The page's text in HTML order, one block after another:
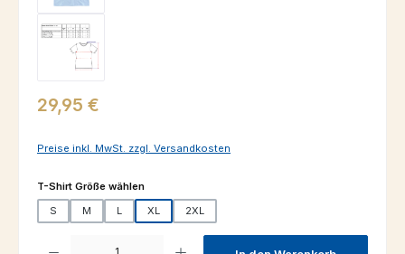
Regulärer Preis:
29,95 €
Preise inkl. MwSt. zzgl. Versandkosten
T-Shirt Größe wählenauswählen
S M L XL 2XL
Produkt Anzahl: Gib den gewünschten Wert ein oder benutze die